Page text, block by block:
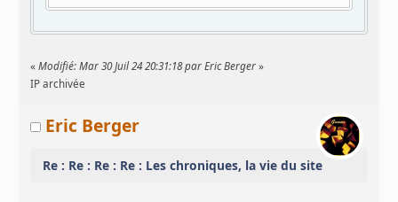
«Modifié: Mar 30 Juil 24 20:31:18 par Eric Berger »
IP archivée
Eric Berger
Re : Re : Re : Re : Les chroniques, la vie du site